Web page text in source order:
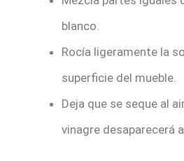
blanco.
Rocía ligeramente la
superficie del mueble.
Deja que se seque al
vinagre desaparecerá